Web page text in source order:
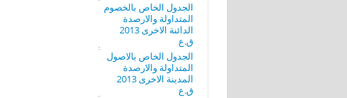
الجدول الخاص بالخصوم
المتداولة والارصدة
الدائنة الاخرى 2013
ق.ع
الجدول الخاص بالاصول
المتداولة والارصدة
المدينة الاخرى 2013
ق.ع